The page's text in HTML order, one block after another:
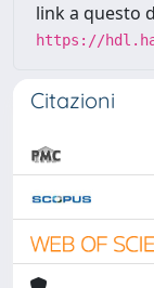
link a questo
https://
Citazioni